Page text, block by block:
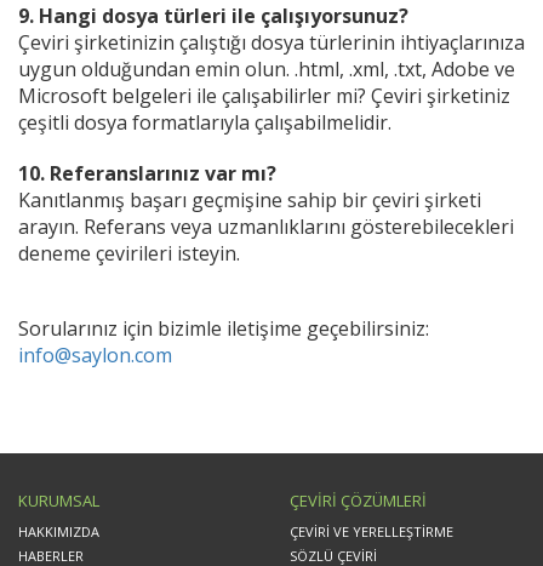
9. Hangi dosya türleri ile çalışıyorsunuz?
Çeviri şirketinizin çalıştığı dosya türlerinin ihtiyaçlarınıza
uygun olduğundan emin olun. .html, .xml, .txt, Adobe ve
Microsoft belgeleri ile çalışabilirler mi? Çeviri şirketiniz
çeşitli dosya formatlarıyla çalışabilmelidir.
10. Referanslarınız var mı?
Kanıtlanmış başarı geçmişine sahip bir çeviri şirketi
arayın. Referans veya uzmanlıklarını gösterebilecekleri
deneme çevirileri isteyin.
Sorularınız için bizimle iletişime geçebilirsiniz:
info@saylon.com
KURUMSAL
HAKKIMIZDA
HABERLER
ÇEVİRİ ÇÖZÜMLERİ
ÇEVİRİ VE YERELLEŞTİRME
SÖZLÜ ÇEVİRİ